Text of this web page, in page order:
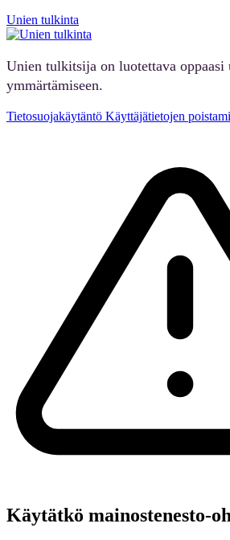
Unien tulkinta
Unien tulkitsija on luotettava oppaasi
ymmärtämiseen.
Tietosuojakäytäntö Käyttäjätietojen
Käytätkö mainostenesto-